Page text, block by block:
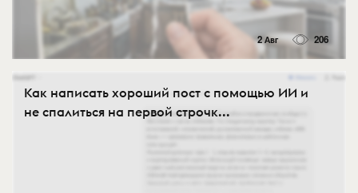
2 Авг 206
Как написать хороший пост с помощью ИИ и
не спалиться на первой строчк...